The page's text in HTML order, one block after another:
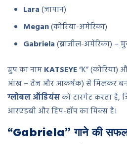
Lara(जापान)
Megan(कोरिया-अमेरिका)
Gabriela(ब्राजील-अमेरिका) –
ग्रुप का नामKATSEYE“K” (कोरिया)
आंख – तेज और आकर्षक) से मिलकर बना
ग्लोबल ऑडियंसको टारगेट करता है,
आरएंडबी और हिप-हॉप का मिक्स है।
“Gabriela” गाने की